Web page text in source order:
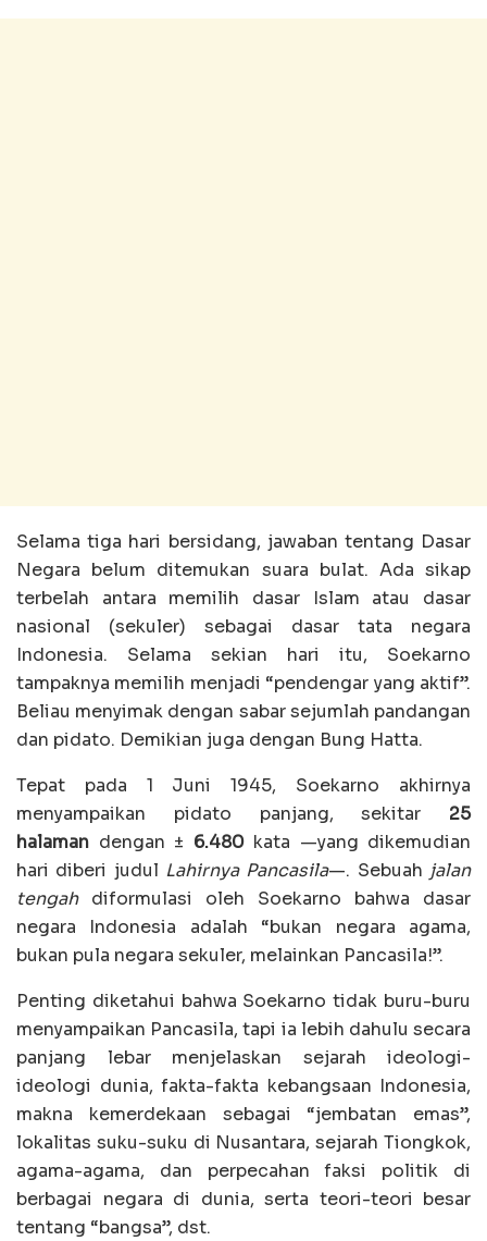
Selama tiga hari bersidang, jawaban tentang Dasar
Negara belum ditemukan suara bulat. Ada sikap
terbelah antara memilih dasar Islam atau dasar
nasional (sekuler) sebagai dasar tata negara
Indonesia. Selama sekian hari itu, Soekarno
tampaknya memilih menjadi “pendengar yang aktif”.
Beliau menyimak dengan sabar sejumlah pandangan
dan pidato. Demikian juga dengan Bung Hatta.
Tepat pada 1 Juni 1945, Soekarno akhirnya
menyampaikan pidato panjang, sekitar 25
halaman dengan ± 6.480kata —yang dikemudian
hari diberi judul Lahirnya Pancasila—. Sebuah jalan
tengahdiformulasi oleh Soekarno bahwa dasar
negara Indonesia adalah “bukan negara agama,
bukan pula negara sekuler, melainkan Pancasila!”.
Penting diketahui bahwa Soekarno tidak buru-buru
menyampaikan Pancasila, tapi ia lebih dahulu secara
panjang lebar menjelaskan sejarah ideologi-
ideologi dunia, fakta-fakta kebangsaan Indonesia,
makna kemerdekaan sebagai “jembatan emas”,
lokalitas suku-suku di Nusantara, sejarah Tiongkok,
agama-agama, dan perpecahan faksi politik di
berbagai negara di dunia, serta teori-teori besar
tentang “bangsa”, dst.